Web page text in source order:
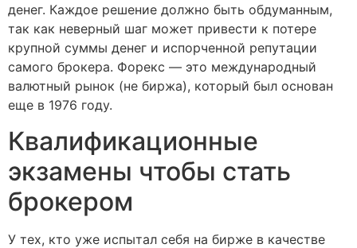
денег. Каждое решение должно быть обдуманным,
так как неверный шаг может привести к потере
крупной суммы денег и испорченной репутации
самого брокера. Форекс — это международный
валютный рынок (не биржа), который был основан
еще в 1976 году.
Квалификационные
экзамены чтобы стать
брокером
У тех, кто уже испытал себя на бирже в качестве